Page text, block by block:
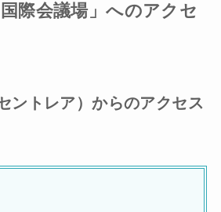
際会議場」へのアクセ
ントレア）からのアクセス